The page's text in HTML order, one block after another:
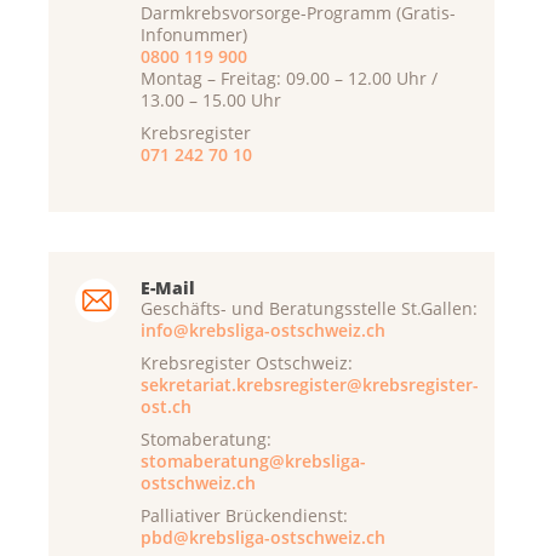
Darmkrebsvorsorge-Programm (Gratis-
Infonummer)
0800 119 900
Montag – Freitag: 09.00 – 12.00 Uhr /
13.00 – 15.00 Uhr
Krebsregister
071 242 70 10
E-Mail
Geschäfts- und Beratungsstelle St.Gallen:
info@krebsliga-ostschweiz.ch
Krebsregister Ostschweiz:
sekretariat.krebsregister@krebsregister-
ost.ch
Stomaberatung:
stomaberatung@krebsliga-
ostschweiz.ch
Palliativer Brückendienst:
pbd@krebsliga-ostschweiz.ch